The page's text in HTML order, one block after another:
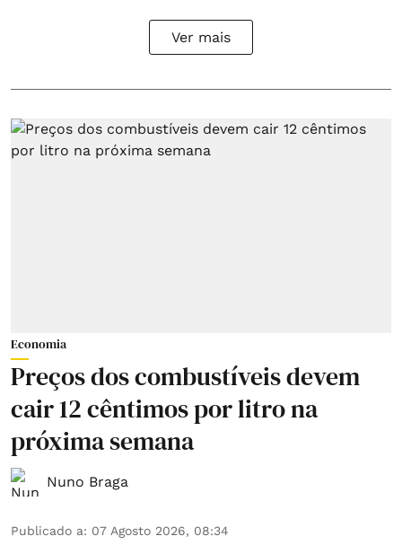
Ver mais
Economia
Preços dos combustíveis devem
cair 12 cêntimos por litro na
próxima semana
Nuno Braga
Publicado a: 07 Agosto 2026, 08:34